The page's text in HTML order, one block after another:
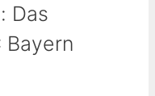
Das
Bayern